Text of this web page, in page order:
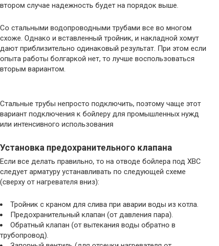
втором случае надежность будет на порядок выше.
Со стальными водопроводными трубами все во многом
схоже. Однако и вставленный тройник, и накладной хомут
дают приблизительно одинаковый результат. При этом если
опыта работы болгаркой нет, то лучше воспользоваться
вторым вариантом.
Стальные трубы непросто подключить, поэтому чаще этот
вариант подключения к бойлеру для промышленных нужд
или интенсивного использования
Установка предохранительного клапана
Если все делать правильно, то на отводе бойлера под ХВС
следует арматуру устанавливать по следующей схеме
(сверху от нагревателя вниз):
Тройник с краном для слива при аварии воды из котла.
Предохранительный клапан (от давления пара).
Обратный клапан (от вытекания воды обратно в
трубопровод).